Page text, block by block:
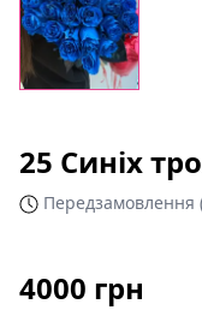
25 Синіх
Передзамовлення
4000 грн